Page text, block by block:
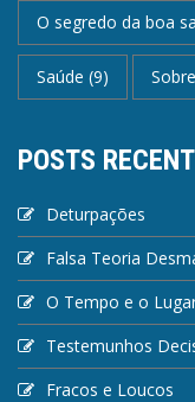
O segredo da boa
Saúde (9)
POSTS
Deturpações
Falsa Teoria
O Tempo e o
Testemunhos
Fracos e Loucos